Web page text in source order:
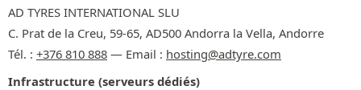
AD TYRES INTERNATIONAL SLU
C. Prat de la Creu, 59-65, AD500 Andorra la Vella, Andorre
Tél. : +376 810 888 — Email : hosting@adtyre.com
Infrastructure (serveurs dédiés)